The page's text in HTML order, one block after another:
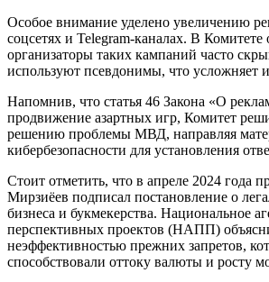
Особое внимание уделено увеличению
соцсетях и Telegram-каналах. В Комитете
организаторы таких кампаний часто
используют псевдонимы, что усложняет
Напомнив, что статья 46 Закона «О
продвижение азартных игр, Комитет
решению проблемы МВД, направляя
кибербезопасности для установления
Стоит отметить, что в апреле 2024 года
Мирзиёев подписал постановление о
бизнеса и букмекерства. Национальное
перспективных проектов (НАПП)
неэффективностью прежних запретов,
способствовали оттоку валюты и росту